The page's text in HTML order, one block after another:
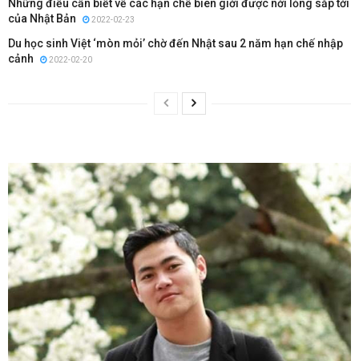
Những điều cần biết về các hạn chế biên giới được nới lỏng sắp tới
của Nhật Bản
2022-02-23
Du học sinh Việt ‘mòn mỏi’ chờ đến Nhật sau 2 năm hạn chế nhập
cảnh
2022-02-20